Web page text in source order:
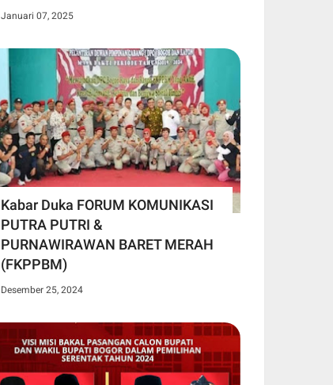
Januari 07, 2025
Kabar Duka FORUM KOMUNIKASI
PUTRA PUTRI &
PURNAWIRAWAN BARET MERAH
(FKPPBM)
Desember 25, 2024